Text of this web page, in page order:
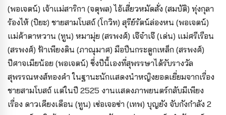
(พอเจตน์) เจ้าแม่สาริกา (จตุพล) ไอ้เสี่ยวหมัดสั่ง (สมบัติ) ทุ่งกุลา
ร้องไห้ (ปิยะ) ชายสามโบสถ์ (โกวิท) สุรีย์รัตน์ล่องหน (พอเจตน์)
แม่ค้าตาหวาน (ทูน) หมามุ่ย (สรพงศ์) เจ๊จ๋าเจ๊ (เด่น) แม่ศรีเรือน
(สรพงศ์) ฟ้าเพียงดิน (ภาณุมาศ) มือปืนกระดูกเหล็ก (สรพงศ์)
ปีศาจเมียน้อย (พอเจตน์) ซึ่งปีนี้เองที่สุพรรษาได้รับรางวัล
สุพรรณหงส์ทองคำ ในฐานะนักแสดงนำหญิงยอดเยี่ยมจากเรื่อง
ชายสามโบสถ์ แต่ในปี 2525 งานแสดงภาพยนตร์กลับมีเพียง
เรื่อง ดาวเคียงเดือน (ทูน) เซ่อเจอซ่า (เทพ) บุญยัง จับกังกำลัง 2